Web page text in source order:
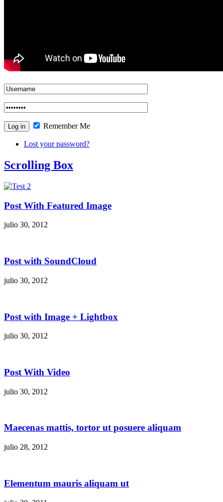
Remember Me
Lost your password?
Scrolling Box
Post With Featured Image
julio 30, 2012
Post with SoundCloud
julio 30, 2012
Post with Image + Lightbox
julio 30, 2012
Post With Video
julio 30, 2012
Maecenas mattis, tortor ut posuere aliquam
julio 28, 2012
Elementum mauris aliquam ut